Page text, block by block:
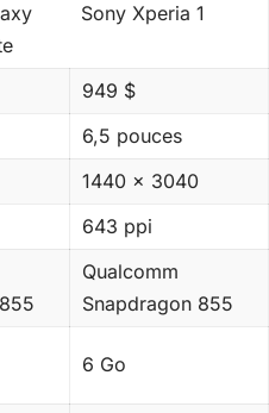
Sony Xperia 1
949 $
6,5 pouces
1440 x 3040
643 ppi
Qualcomm
Snapdragon 855
6 Go